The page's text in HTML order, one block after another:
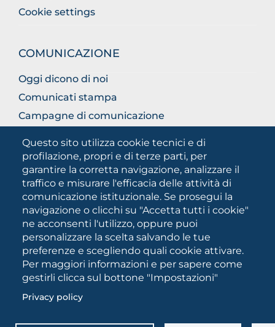
Questo sito utilizza cookie tecnici e di
profilazione, propri e di terze parti, per
garantire la corretta navigazione, analizzare il
traffico e misurare l'efficacia delle attività di
comunicazione istituzionale. Se prosegui la
navigazione o clicchi su "Accetta tutti i cookie"
ne acconsenti l'utilizzo, oppure puoi
personalizzare la scelta salvando le tue
preferenze e scegliendo quali cookie attivare.
Per maggiori informazioni e per sapere come
gestirli clicca sul bottone "Impostazioni"
Privacy policy
Cookie settings
COMUNICAZIONE
Oggi dicono di noi
Comunicati stampa
Campagne di comunicazione
Unifg Mag
Manuale di identità visiva
Facts and figures
SOCIAL
MEDIA
Università degli Studi di Foggia • Via A.Gramsci 89/91 •